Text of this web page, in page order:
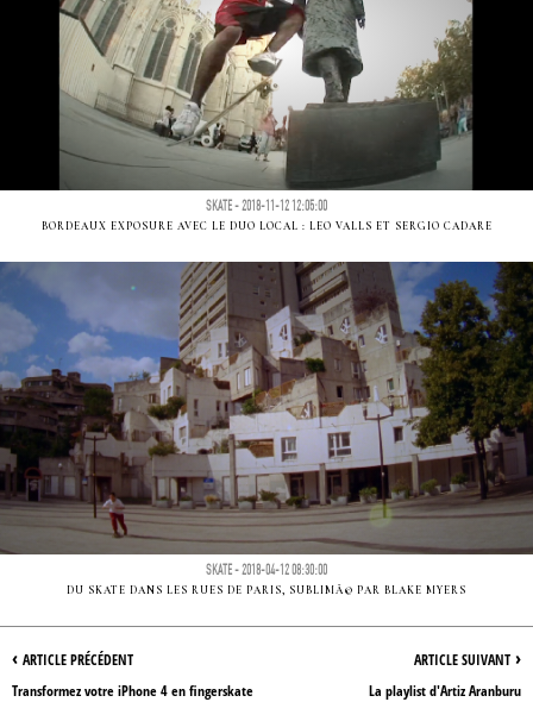
SKATE - 2018-11-12 12:05:00
BORDEAUX EXPOSURE AVEC LE DUO LOCAL : LEO VALLS ET SERGIO CADARE
SKATE - 2018-04-12 08:30:00
DU SKATE DANS LES RUES DE PARIS, SUBLIMÃ© PAR BLAKE MYERS
ARTICLE SUIVANT ›
La playlist d'Artiz Aranburu
‹ ARTICLE PRÉCÉDENT
Transformez votre iPhone 4 en fingerskate